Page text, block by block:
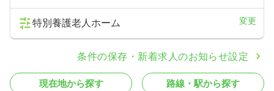
特別養護老人ホーム 変更
条件の保存・新着求人のお知らせ設定
現在地から探す 路線・駅から探す